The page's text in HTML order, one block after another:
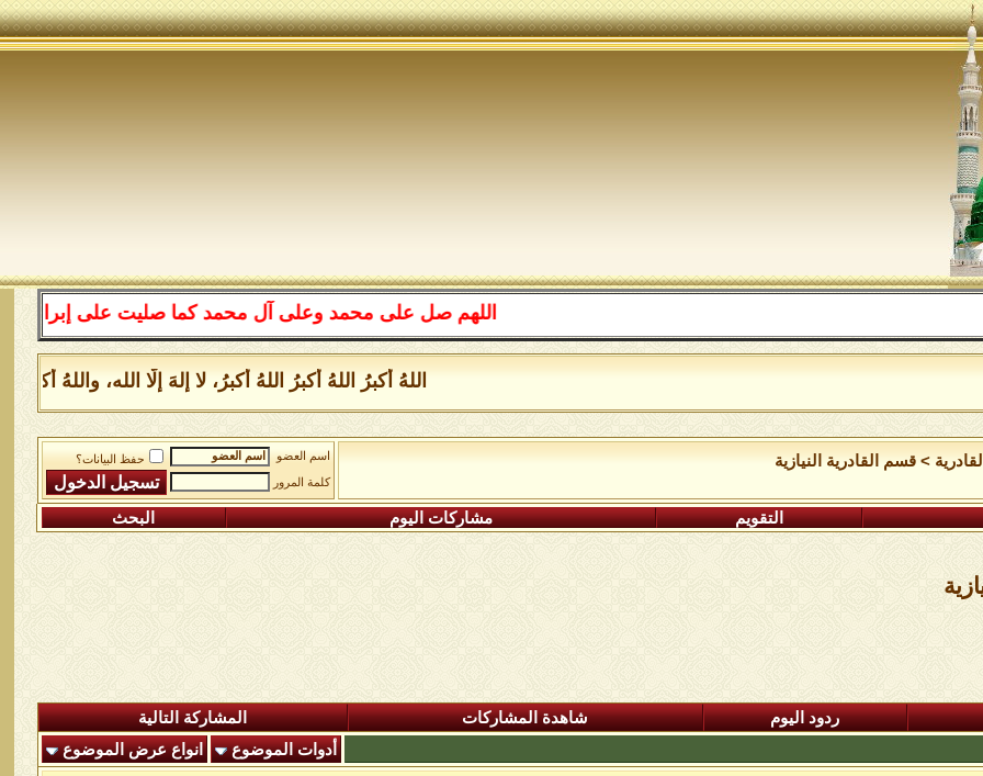
اللهم صل على محمد وعلى آل محمد كما صليت على إبراهيم وعلى آل
اللهُ أكبرُ اللهُ أكبرُ اللهُ أكبرُ، لا إلهَ إلَّا الله، واللهُ أكبر
>قسم القادرية النيازية اسم العضو
حفظ البيانات؟
كلمة المرور
التقويم مشاركات اليوم البحث
ردود اليوم شاهدة المشاركات
المشاركة التالية
أدوات الموضوع
انواع عرض الموضوع